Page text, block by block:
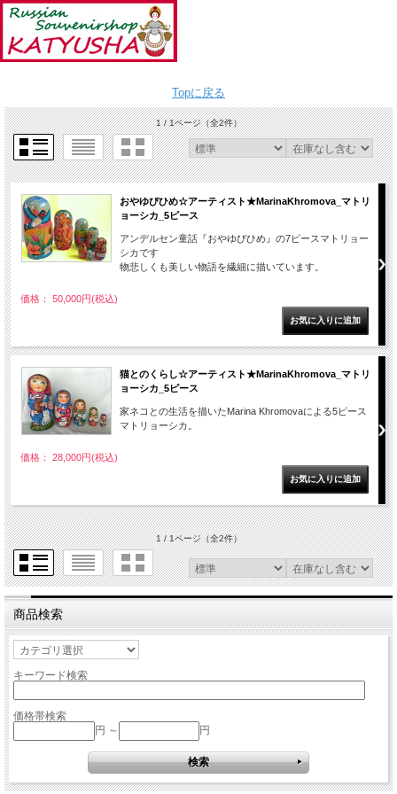
Topに戻る
1 / 1ページ（全2件）
おやゆびひめ☆アーティスト★MarinaKhromova_マトリ
ョーシカ_5ピース
アンデルセン童話『おやゆびひめ』の7ピースマトリョー
シカです
物悲しくも美しい物語を繊細に描いています。
価格： 50,000円(税込)
猫とのくらし☆アーティスト★MarinaKhromova_マトリ
ョーシカ_5ピース
家ネコとの生活を描いたMarina Khromovaによる5ピース
マトリョーシカ。
価格： 28,000円(税込)
1 / 1ページ（全2件）
商品検索
キーワード検索
価格帯検索
円 ～
円